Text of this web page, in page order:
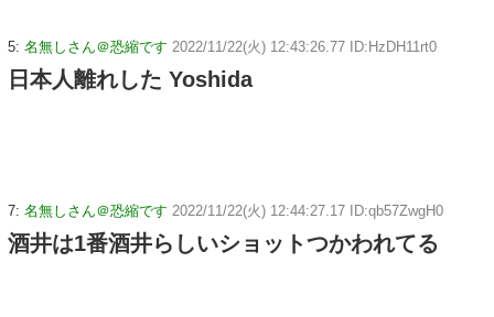
5: 名無しさん＠恐縮です 2022/11/22(火) 12:43:26.77 ID:HzDH11rt0
日本人離れした Yoshida
7: 名無しさん＠恐縮です 2022/11/22(火) 12:44:27.17 ID:qb57ZwgH0
酒井は1番酒井らしいショットつかわれてる